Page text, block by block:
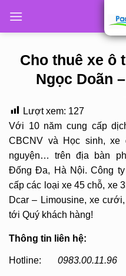
Cho thuê xe ô
Ngọc Doãn
Lượt xem: 127
Với 10 năm cung cấp
CBCNV và Học sinh,
nguyện… trên địa bàn
Đống Đa, Hà Nội. Công
cấp các loại xe 45 chỗ, xe
Dcar – Limousine, xe
tới Quý khách hàng!
Thông tin liên hệ:
Hotline: 0983.00.11.96